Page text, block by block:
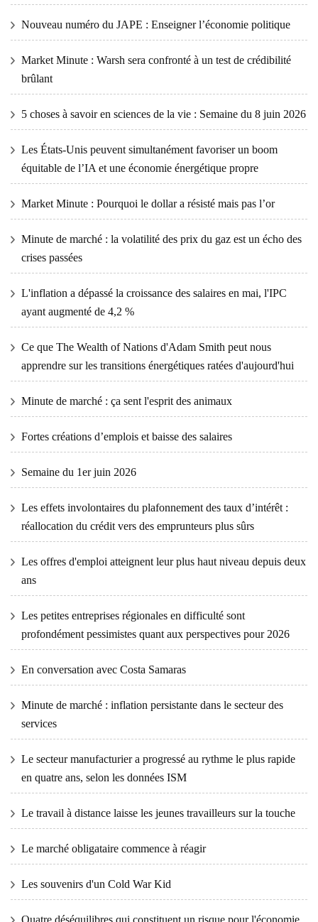
Nouveau numéro du JAPE : Enseigner l’économie politique
Market Minute : Warsh sera confronté à un test de crédibilité
brûlant
5 choses à savoir en sciences de la vie : Semaine du 8 juin 2026
Les États-Unis peuvent simultanément favoriser un boom
équitable de l’IA et une économie énergétique propre
Market Minute : Pourquoi le dollar a résisté mais pas l’or
Minute de marché : la volatilité des prix du gaz est un écho des
crises passées
L'inflation a dépassé la croissance des salaires en mai, l'IPC
ayant augmenté de 4,2 %
Ce que The Wealth of Nations d'Adam Smith peut nous
apprendre sur les transitions énergétiques ratées d'aujourd'hui
Minute de marché : ça sent l'esprit des animaux
Fortes créations d’emplois et baisse des salaires
Semaine du 1er juin 2026
Les effets involontaires du plafonnement des taux d’intérêt :
réallocation du crédit vers des emprunteurs plus sûrs
Les offres d'emploi atteignent leur plus haut niveau depuis deux
ans
Les petites entreprises régionales en difficulté sont
profondément pessimistes quant aux perspectives pour 2026
En conversation avec Costa Samaras
Minute de marché : inflation persistante dans le secteur des
services
Le secteur manufacturier a progressé au rythme le plus rapide
en quatre ans, selon les données ISM
Le travail à distance laisse les jeunes travailleurs sur la touche
Le marché obligataire commence à réagir
Les souvenirs d'un Cold War Kid
Quatre déséquilibres qui constituent un risque pour l'économie